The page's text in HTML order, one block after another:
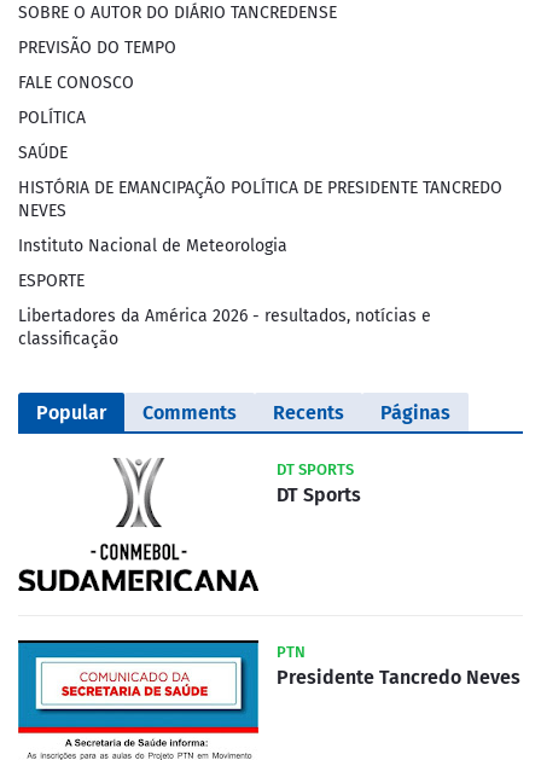
SOBRE O AUTOR DO DIÁRIO TANCREDENSE
PREVISÃO DO TEMPO
FALE CONOSCO
POLÍTICA
SAÚDE
HISTÓRIA DE EMANCIPAÇÃO POLÍTICA DE PRESIDENTE TANCREDO
NEVES
Instituto Nacional de Meteorologia
ESPORTE
Libertadores da América 2026 - resultados, notícias e
classificação
Popular Comments Recents Páginas
DT SPORTS
DT Sports
PTN
Presidente Tancredo Neves